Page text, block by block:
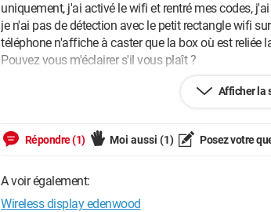
uniquement, j'ai activé le wifi et rentré mes codes,
je n'ai pas de détection avec le petit rectangle wifi
téléphone n'affiche à caster que la box où est reliée
Pouvez vous m'éclairer s'il vous plaît ?
Afficher la
Répondre (1) Moi aussi (1) Posez votre
A voir également:
Wireless display edenwood